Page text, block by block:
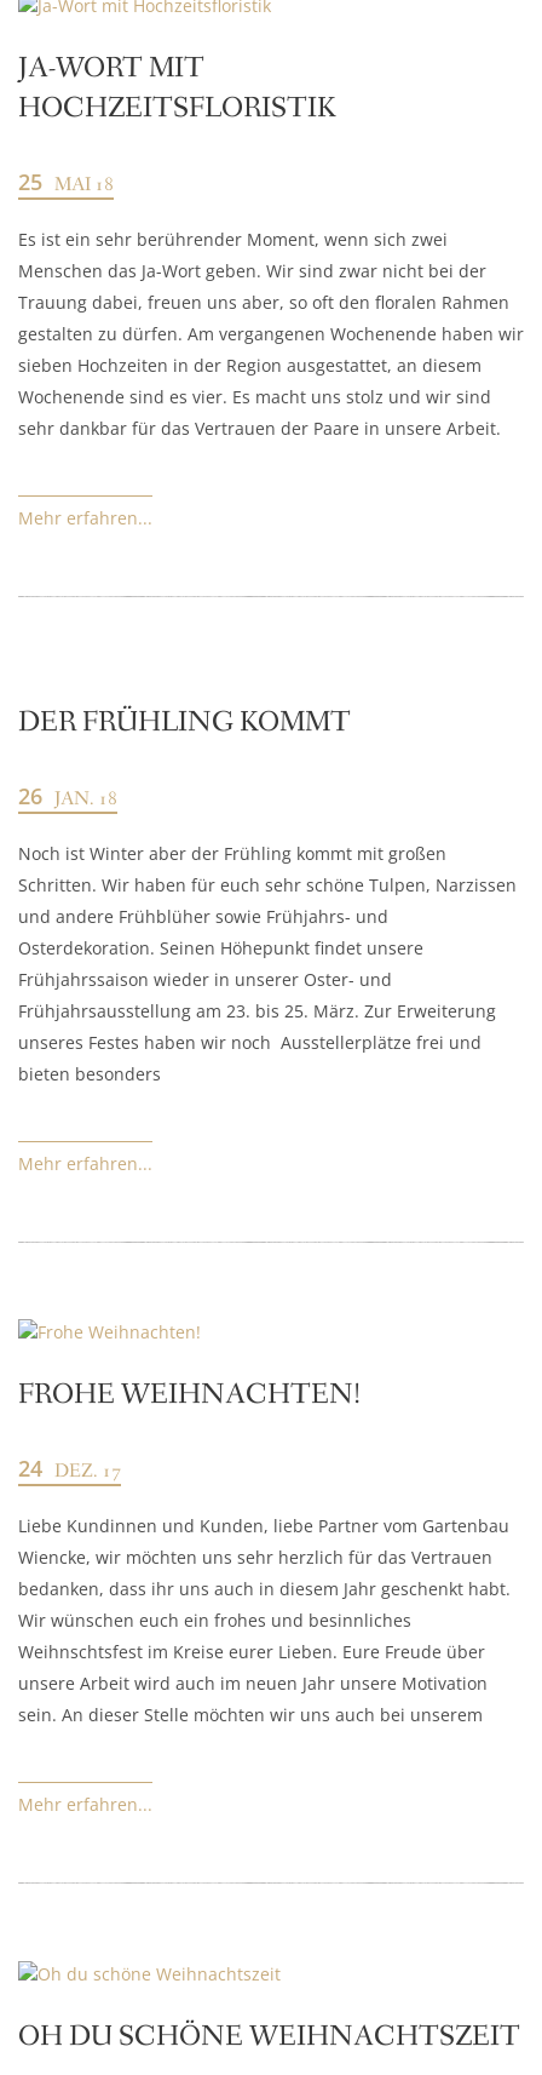
JA-WORT MIT
HOCHZEITSFLORISTIK
25 MAI 18
Es ist ein sehr berührender Moment, wenn sich zwei
Menschen das Ja-Wort geben. Wir sind zwar nicht bei der
Trauung dabei, freuen uns aber, so oft den floralen Rahmen
gestalten zu dürfen. Am vergangenen Wochenende haben wir
sieben Hochzeiten in der Region ausgestattet, an diesem
Wochenende sind es vier. Es macht uns stolz und wir sind
sehr dankbar für das Vertrauen der Paare in unsere Arbeit.
Mehr erfahren...
DER FRÜHLING KOMMT
26 JAN. 18
Noch ist Winter aber der Frühling kommt mit großen
Schritten. Wir haben für euch sehr schöne Tulpen, Narzissen
und andere Frühblüher sowie Frühjahrs- und
Osterdekoration. Seinen Höhepunkt findet unsere
Frühjahrssaison wieder in unserer Oster- und
Frühjahrsausstellung am 23. bis 25. März. Zur Erweiterung
unseres Festes haben wir noch Ausstellerplätze frei und
bieten besonders
Mehr erfahren...
FROHE WEIHNACHTEN!
24 DEZ. 17
Liebe Kundinnen und Kunden, liebe Partner vom Gartenbau
Wiencke, wir möchten uns sehr herzlich für das Vertrauen
bedanken, dass ihr uns auch in diesem Jahr geschenkt habt.
Wir wünschen euch ein frohes und besinnliches
Weihnschtsfest im Kreise eurer Lieben. Eure Freude über
unsere Arbeit wird auch im neuen Jahr unsere Motivation
sein. An dieser Stelle möchten wir uns auch bei unserem
Mehr erfahren...
OH DU SCHÖNE WEIHNACHTSZEIT